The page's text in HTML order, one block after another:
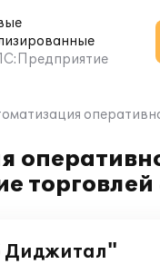
торговлей